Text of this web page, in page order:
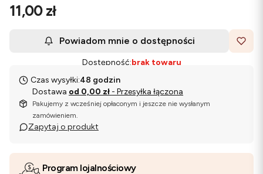
Cena
11,00 zł
Powiadom mnie o dostępności
Dostępność:brak towaru
Czas wysyłki:48 godzin
Dostawa od 0,00 zł - Przesyłka łączona
Pakujemy z wcześniej opłaconym i jeszcze nie wysłanym
zamówieniem.
Zapytaj o produkt
Program lojalnościowy